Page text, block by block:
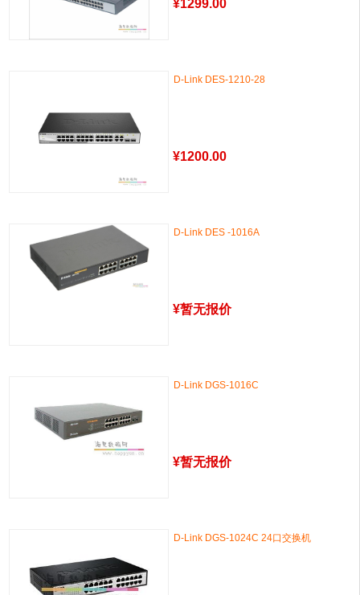
¥1299.00
D-Link DES-1210-28
¥1200.00
D-Link DES -1016A
¥暂无报价
D-Link DGS-1016C
¥暂无报价
D-Link DGS-1024C 24口交换机